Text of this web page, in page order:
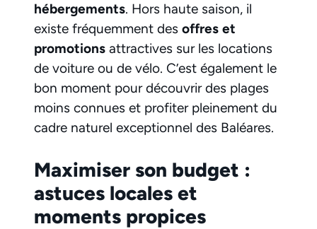
hébergements. Hors haute saison, il
existe fréquemment des offres et
promotions attractives sur les locations
de voiture ou de vélo. C’est également le
bon moment pour découvrir des plages
moins connues et profiter pleinement du
cadre naturel exceptionnel des Baléares.
Maximiser son budget :
astuces locales et
moments propices